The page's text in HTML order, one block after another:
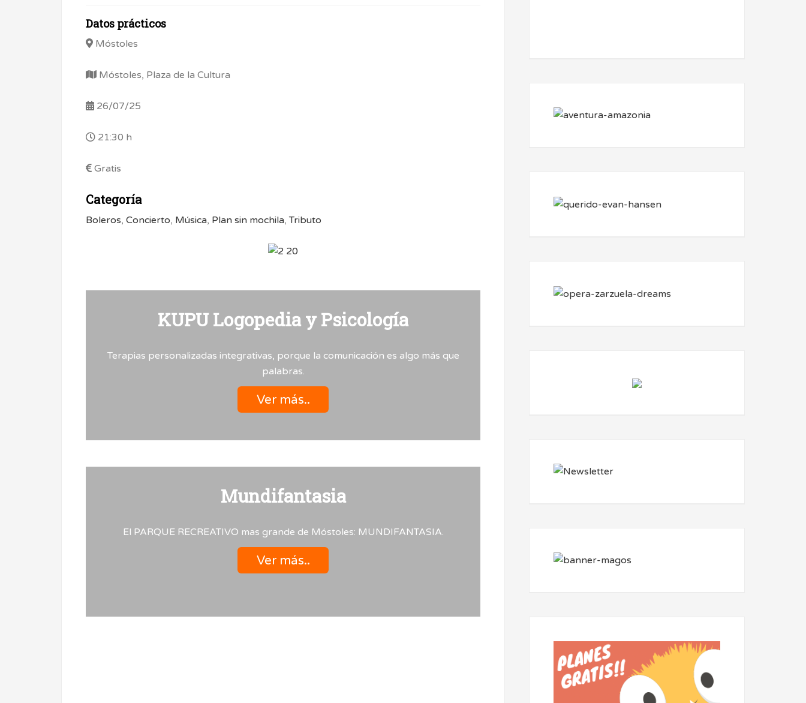
Datos prácticos
Móstoles
Móstoles, Plaza de la Cultura
26/07/25
21:30 h
Gratis
Categoría
Boleros, Concierto, Música, Plan sin mochila,Tributo
KUPU Logopedia y Psicología
Terapias personalizadas integrativas, porque la comunicación es algo más que
palabras.
Ver más..
Mundifantasia
El PARQUE RECREATIVO mas grande de Móstoles: MUNDIFANTASIA.
Ver más..